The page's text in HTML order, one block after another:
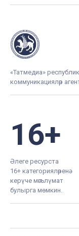
«Татмедиа»
коммуникацияләр
16+
Әлеге ресурста
16+ категорияләренә
керүче мәгълүмат
булырга мөмкин.